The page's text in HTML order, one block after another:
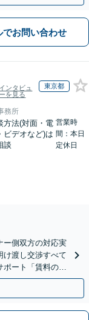
でお問い合わせ
インタビュ
ーを見る
東京都
務所
方法(対面・電
ビデオなど)は
談
営業時
間：本日
定休日
ー側双方の対応実
け渡し交渉すべて
ポート「賃料の増
可】